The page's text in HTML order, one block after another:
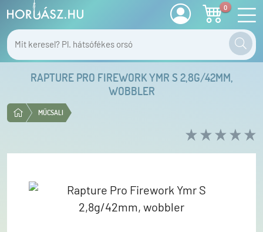
0
RAPTURE PRO FIREWORK YMR S 2,8G/42MM,
WOBBLER
MŰCSALI